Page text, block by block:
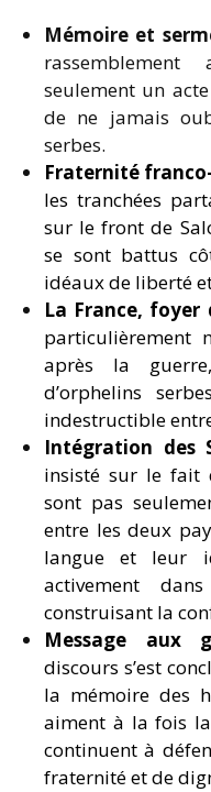
Mémoire et
seulement un
de ne jamais
serbes.
Fraternité
les tranchées
sur le front de
se sont battus
idéaux de liberté
La France, foyer
particulièrement
après la
d’orphelins
indestructible
Intégration des
insisté sur le fait
sont pas
entre les deux
langue et leur
activement
construisant la
Message aux
discours s’est
la mémoire des
aiment à la fois
continuent à
fraternité et de